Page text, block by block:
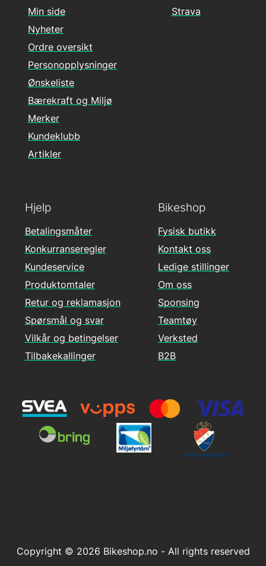
Strava
Hjelp
Betalingsmåter
Konkurranseregler
Kundeservice
Produktomtaler
Retur og reklamasjon
Spørsmål og svar
Vilkår og betingelser
Tilbakekallinger
Min side
Nyheter
Ordre oversikt
Personopplysninger
Ønskeliste
Bærekraft og Miljø
Merker
Kundeklubb
Artikler
Bikeshop
Fysisk butikk
Kontakt oss
Ledige stillinger
Om oss
Sponsing
Teamtøy
Verksted
B2B
Copyright © 2026 Bikeshop.no - All rights reserved